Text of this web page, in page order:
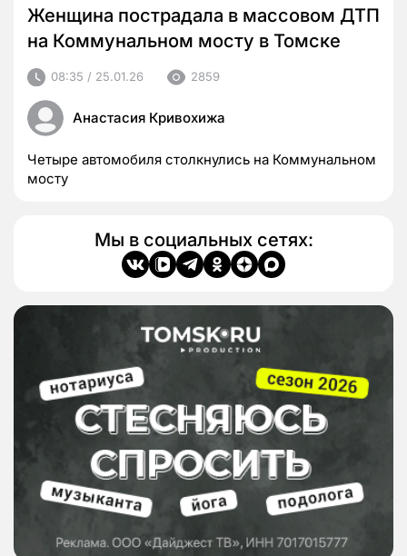
Женщина пострадала в массовом ДТП
на Коммунальном мосту в Томске
08:35 / 25.01.26 2859
Анастасия Кривохижа
Четыре автомобиля столкнулись на Коммунальном
мосту
Мы в социальных сетях: